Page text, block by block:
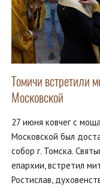
Томичи встретили
Московской
27 июня ковчег с
Московской был
собор г. Томска.
епархии, встретил
Ростислав,